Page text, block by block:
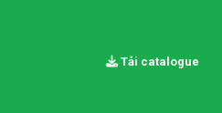
Tải catalogue